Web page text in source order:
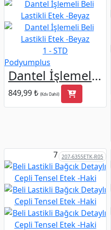
1 - STD
Podyumplus
Dantel İşlemeli Beli Lastikli Etek -Beyaz
849,99 ₺ (Kdv Dahil)
7 207-6355ETK-R05